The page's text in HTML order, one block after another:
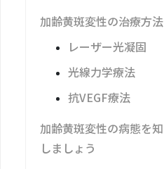
加齢黄斑変性の治療方法
レーザー光凝固
光線力学療法
抗VEGF療法
加齢黄斑変性の病態を
しましょう